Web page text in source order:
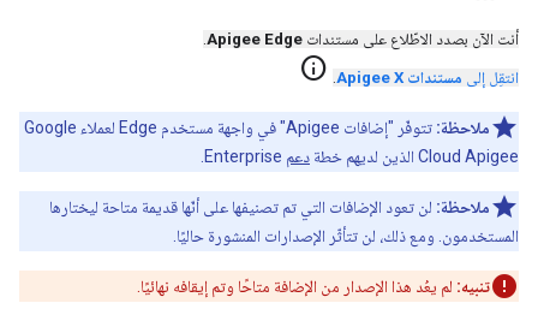
أنت الآن بصدد الاطّلاع على مستندات Apigee Edge
.
انتقِل إلى مستندات Apigee X .
info
ملاحظة:
تتوفّر "إضافات Apigee" في واجهة مستخدم Edge لعملاء Google
Cloud Apigee الذين لديهم خطة
دعم
ملاحظة: لن تعود الإضافات التي تم تصنيفها على أنّها قديمة متاحة ليختارها
المستخدمون. ومع ذلك، لن تتأثّر الإصدارات المنشورة حاليًا.
تنبيه: لم يعُد هذا الإصدار من الإضافة متاحًا وتم إيقافه نهائيًا.